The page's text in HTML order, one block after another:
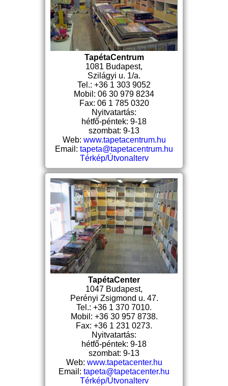
TapétaCentrum
1081 Budapest,
Szilágyi u. 1/a.
Tel.: +36 1 303 9052
Mobil: 06 30 979 8234
Fax: 06 1 785 0320
Nyitvatartás:
hétfő-péntek: 9-18
szombat: 9-13
Web: www.tapetacentrum.hu
Email: tapeta@tapetacentrum.hu
Térkép/Útvonalterv
TapétaCenter
1047 Budapest,
Perényi Zsigmond u. 47.
Tel.: +36 1 370 7010.
Mobil: +36 30 957 8738.
Fax: +36 1 231 0273.
Nyitvatartás:
hétfő-péntek: 9-18
szombat: 9-13
Web: www.tapetacenter.hu
Email: tapeta@tapetacenter.hu
Térkép/Útvonalterv